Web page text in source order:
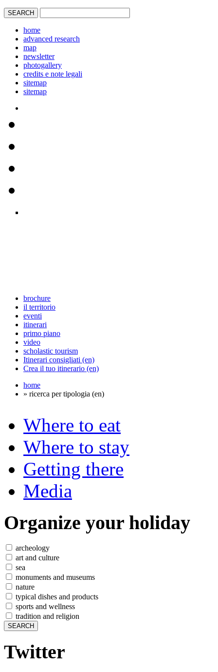
home
advanced research
map
newsletter
photogallery
credits e note legali
sitemap
sitemap
brochure
il territorio
eventi
itinerari
primo piano
video
scholastic tourism
Itinerari consigliati (en)
Crea il tuo itinerario (en)
home
» ricerca per tipologia (en)
Where to eat
Where to stay
Getting there
Media
Organize your holiday
archeology
art and culture
sea
monuments and museums
nature
typical dishes and products
sports and wellness
tradition and religion
Twitter